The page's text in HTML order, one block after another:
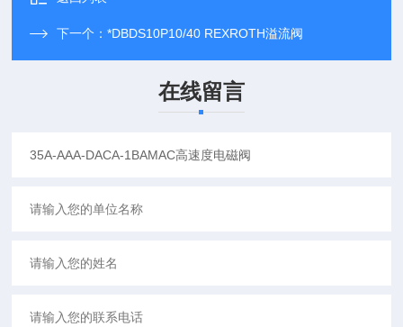
下一个：*DBDS10P10/40 REXROTH溢流阀
在线留言